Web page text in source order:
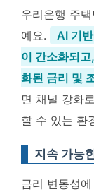
우리은행 주
예요.
AI 기
이 간소화되
화된 금리 및
면 채널 강화
할 수 있는 환
지속 가능
금리 변동성